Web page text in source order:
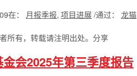
在： 月报季报, 项目进展/通过： 龙猫
所有，转载请注明出处。 分享
会2025年第三季度报告